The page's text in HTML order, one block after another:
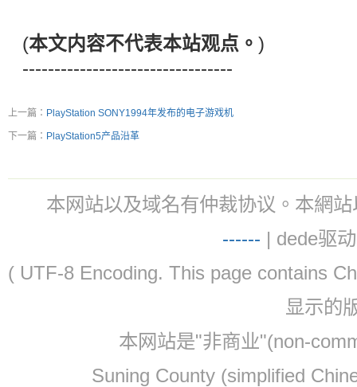
(本文内容不代表本站观点。 )
---------------------------------
上一篇： PlayStation SONY1994年发布的电子游戏机
下一篇： PlayStation5产品沿革
本网站以及域名有仲裁协议。本網
------ | dede驱
( UTF-8 Encoding. This page contains
显示的
本网站是"非商业"(non-
Suning County (simplified